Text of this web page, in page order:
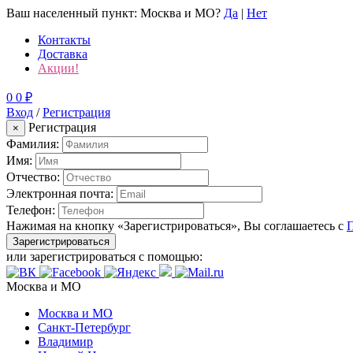
Ваш населенный пункт: Москва и МО? Да | Нет
Контакты
Доставка
Акции!
0 0 ₽
Вход /Регистрация
×
Регистрация
Фамилия:
Имя:
Отчество:
Электронная почта:
Телефон:
Нажимая на кнопку «Зарегистрироваться», Вы соглашаетесь с
Зарегистрироваться
или зарегистрироваться с помощью:
Москва и МО
Москва и МО
Санкт-Петербург
Владимир